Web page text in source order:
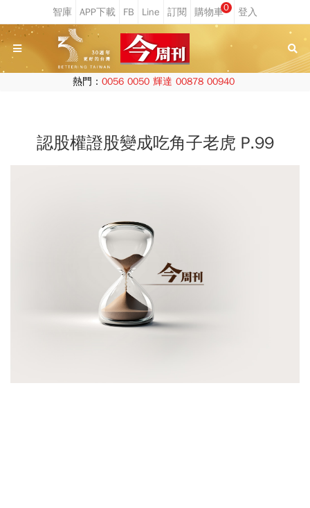
0
熱門： 0056 0050 輝達 00878 00940
認股權證股變成吃角子老虎 P.99